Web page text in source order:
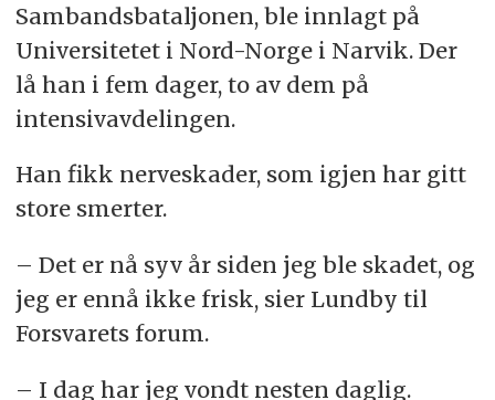
Sambandsbataljonen, ble innlagt på
Universitetet i Nord-Norge i Narvik. Der
lå han i fem dager, to av dem på
intensivavdelingen.
Han fikk nerveskader, som igjen har gitt
store smerter.
– Det er nå syv år siden jeg ble skadet, og
jeg er ennå ikke frisk, sier Lundby til
Forsvarets forum.
– I dag har jeg vondt nesten daglig.